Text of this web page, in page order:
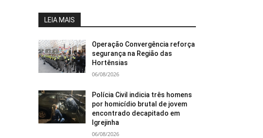
LEIA MAIS
Operação Convergência reforça
segurança na Região das
Hortênsias
06/08/2026
Polícia Civil indicia três homens
por homicídio brutal de jovem
encontrado decapitado em
Igrejinha
06/08/2026